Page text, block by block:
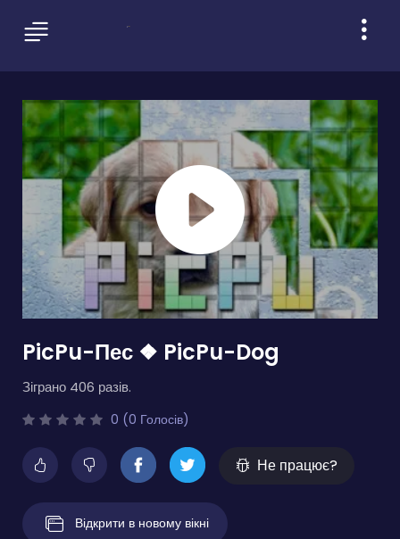
PicPu-Пес ❖ PicPu-Dog
Зіграно 406 разів.
0 (0 Голосів)
Не працює?
Відкрити в новому вікні